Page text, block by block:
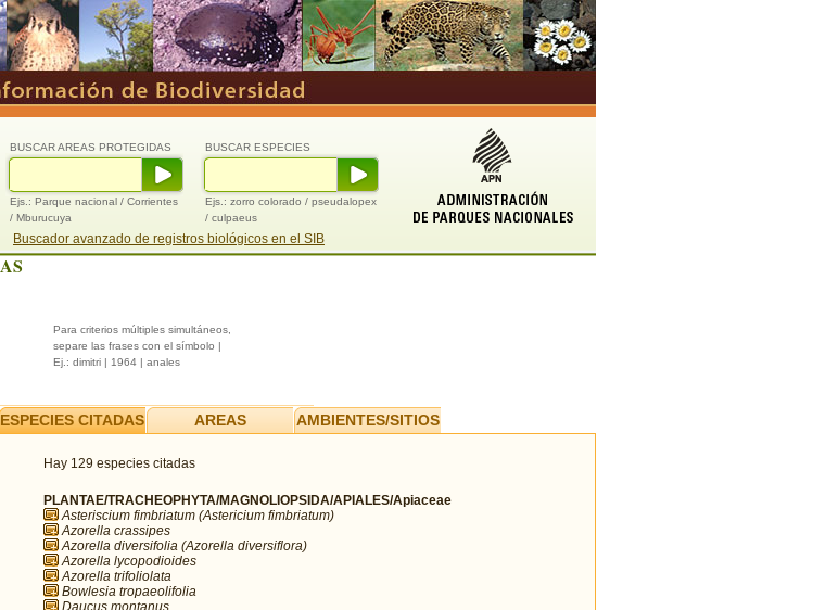
BUSCAR ESPECIES
Ejs.: zorro colorado / pseudalopex
/ culpaeus
BUSCAR AREAS PROTEGIDAS
Ejs.: Parque nacional / Corrientes
/ Mburucuya
Buscador avanzado de registros biológicos en el SIB
Para criterios múltiples simultáneos,
separe las frases con el símbolo |
Ej.: dimitri | 1964 | anales
ESPECIES CITADAS AREAS AMBIENTES/SITIOS
Hay 129 especies citadas
PLANTAE/TRACHEOPHYTA/MAGNOLIOPSIDA/APIALES/Apiaceae
Asteriscium fimbriatum (Astericium fimbriatum)
Azorella crassipes
Azorella diversifolia (Azorella diversiflora)
Azorella lycopodioides
Azorella trifoliolata
Bowlesia tropaeolifolia
Daucus montanus